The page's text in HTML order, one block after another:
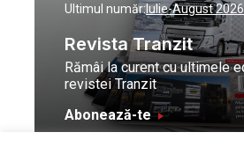
Ultimul număr:Iulie-August 2026
Revista Tranzit
Rămâi la curent cu ultimele
revistei Tranzit
Abonează-te